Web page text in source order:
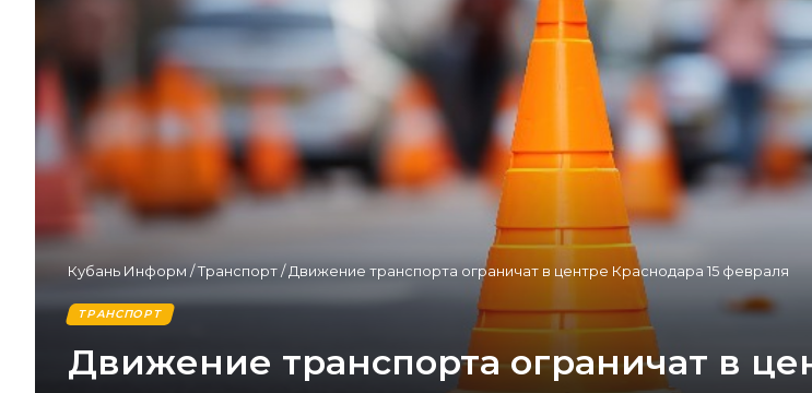
Кубань Информ /Транспорт/Движение транспорта ограничат в центре Краснодара 15 февраля
ТРАНСПОРТ
Движение транспорта ограничат в